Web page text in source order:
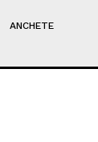
ANCHETE